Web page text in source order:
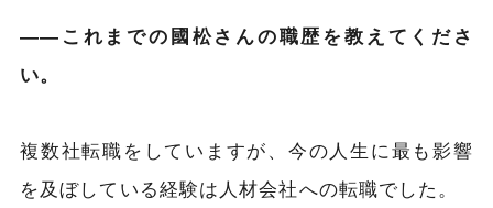
――これまでの國松さんの職歴を教えてくださ
い。
複数社転職をしていますが、今の人生に最も影響
を及ぼしている経験は人材会社への転職でした。